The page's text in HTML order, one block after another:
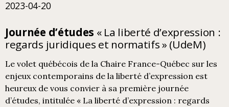
2023-04-20
Journée d’études « La liberté d’expression :
regards juridiques et normatifs » (UdeM)
Le volet québécois de la Chaire France-Québec sur les
enjeux contemporains de la liberté d’expression est
heureux de vous convier à sa première journée
d’études, intitulée « La liberté d’expression : regards